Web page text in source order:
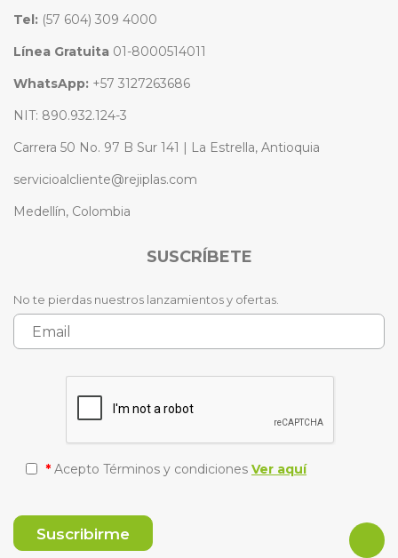
Tel: (57 604) 309 4000
Línea Gratuita 01-8000514011
WhatsApp: +57 3127263686
NIT: 890.932.124-3
Carrera 50 No. 97 B Sur 141 | La Estrella, Antioquia
servicioalcliente@rejiplas.com
Medellín, Colombia
SUSCRÍBETE
No te pierdas nuestros lanzamientos y ofertas.
* Acepto Términos y condiciones Ver aquí